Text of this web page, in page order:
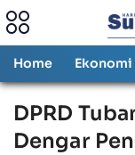
Home
DPRD
Dengar